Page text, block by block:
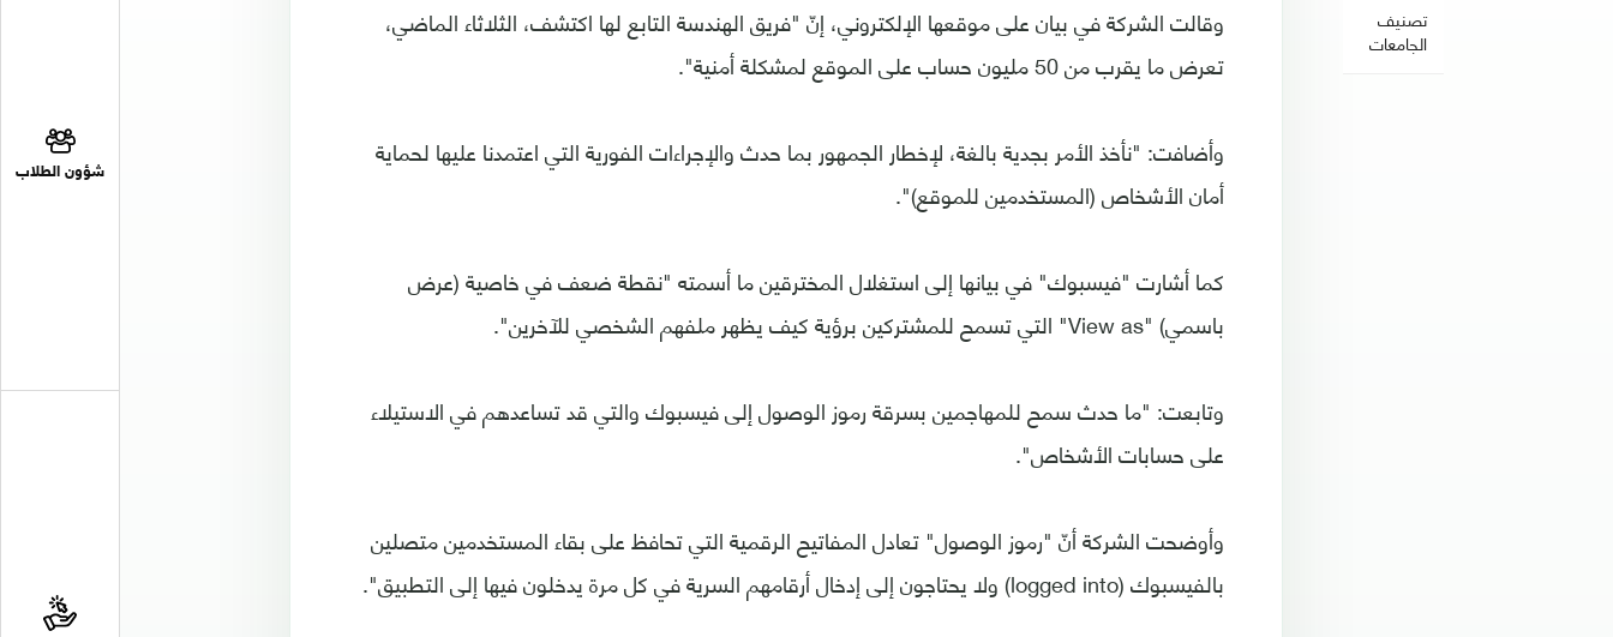
شؤون الطلاب
تصنيف
الجامعات
وقالت الشركة في بيان على موقعها الإلكتروني، إنّ "فريق الهندسة التابع لها اكتشف، الثلاثاء الماضي،
تعرض ما يقرب من 50 مليون حساب على الموقع لمشكلة أمنية".
وأضافت: "نأخذ الأمر بجدية بالغة، لإخطار الجمهور بما حدث والإجراءات الفورية التي اعتمدنا عليها لحماية
أمان الأشخاص (المستخدمين للموقع)".
كما أشارت "فيسبوك" في بيانها إلى استغلال المخترقين ما أسمته "نقطة ضعف في خاصية (عرض
باسمي) "View as" التي تسمح للمشتركين برؤية كيف يظهر ملفهم الشخصي للآخرين".
وتابعت: "ما حدث سمح للمهاجمين بسرقة رموز الوصول إلى فيسبوك والتي قد تساعدهم في الاستيلاء
على حسابات الأشخاص".
وأوضحت الشركة أنّ "رموز الوصول" تعادل المفاتيح الرقمية التي تحافظ على بقاء المستخدمين متصلين
بالفيسبوك (logged into) ولا يحتاجون إلى إدخال أرقامهم السرية في كل مرة يدخلون فيها إلى التطبيق".